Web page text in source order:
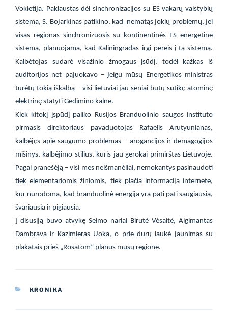
Vokietija. Paklaustas dėl sinchronizacijos su ES vakarų valstybių
sistema, S. Bojarkinas patikino, kad
nematąs jokių problemų, jei
visas regionas sinchronizuosis su kontinentinės ES energetine
sistema, planuojama, kad Kaliningradas irgi pereis į tą sistemą.
Kalbėtojas sudarė visažinio žmogaus įsūdį, todėl kažkas iš
auditorijos net pajuokavo – jeigu mūsų Energetikos ministras
turėtų tokią iškalbą – visi lietuviai jau seniai būtų sutikę atominę
elektrinę statyti Gedimino kalne.
Kiek kitokį įspūdį paliko Rusijos Branduolinio saugos instituto
pirmasis direktoriaus pavaduotojas Rafaelis Arutyunianas,
kalbėjęs apie saugumo problemas – arogancijos ir demagogijos
mišinys, kalbėjimo stilius, kuris jau gerokai primirštas Lietuvoje.
Pagal pranešėją – visi mes neišmanėliai, nemokantys pasinaudoti
tiek elementariomis žiniomis, tiek plačia informacija internete,
kur nurodoma, kad branduolinė energija yra pati pati saugiausia,
švariausia ir pigiausia.
Į disusiją buvo atvykę Seimo nariai Birutė Vėsaitė, Algimantas
Dambrava ir Kazimieras Uoka, o prie durų laukė jaunimas su
plakatais prieš „Rosatom“ planus mūsų regione.
KATEGORIJOS
KRONIKA